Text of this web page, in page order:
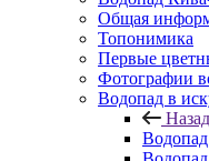
Общая
Топонимика
Первые
Фотографии
Водопад в
Назад
Водопад